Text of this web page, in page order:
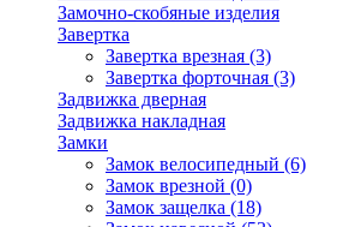
Замочно-скобяные изделия
Завертка
Завертка врезная (3)
Завертка форточная (3)
Задвижка дверная
Задвижка накладная
Замки
Замок велосипедный (6)
Замок врезной (0)
Замок защелка (18)